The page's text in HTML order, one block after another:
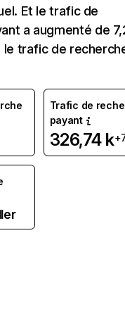
Et le trafic de
a augmenté de
le trafic de
Trafic de
payant
326,74 k